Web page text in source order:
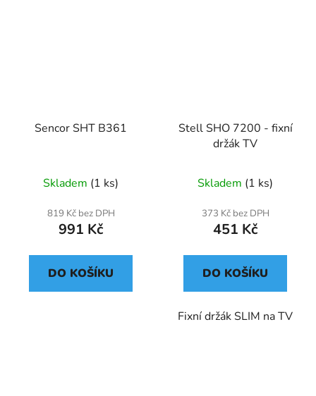
Sencor SHT B361
Skladem (1 ks)
819 Kč bez DPH
991 Kč
DO KOŠÍKU
Stell SHO 7200 - fixní
držák TV
Skladem (1 ks)
373 Kč bez DPH
451 Kč
DO KOŠÍKU
Fixní držák SLIM na TV